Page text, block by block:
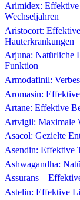
Arimidex: Effektive
Wechseljahren
Aristocort:
Hauterkrankungen
Arjuna: Natürliche
Funktion
Armodafinil:
Aromasin:
Artane: Effektive
Artvigil: Maximale
Asacol: Gezielte
Asendin: Effektive
Ashwagandha:
Assurans –
Astelin: Effektive